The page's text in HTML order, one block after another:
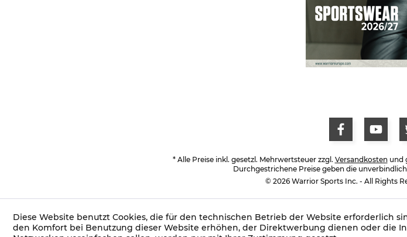
* Alle Preise inkl. gesetzl. Mehrwertsteuer zzgl. Versandkostenund
Durchgestrichene Preise geben die
© 2026 Warrior Sports Inc. - All Rights
Diese Website benutzt Cookies, die für den technischen Betrieb der Website erforderlich
den Komfort bei Benutzung dieser Website erhöhen, der Direktwerbung dienen oder die